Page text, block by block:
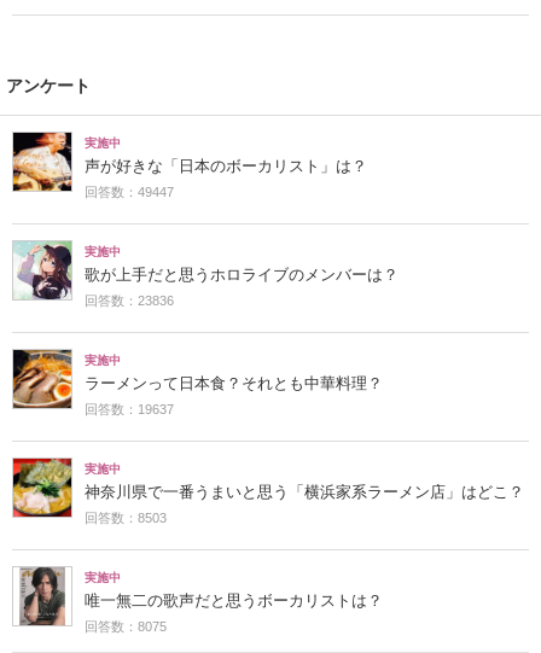
アンケート
実施中
声が好きな「日本のボーカリスト」は？
回答数：49447
実施中
歌が上手だと思うホロライブのメンバーは？
回答数：23836
実施中
ラーメンって日本食？それとも中華料理？
回答数：19637
実施中
神奈川県で一番うまいと思う「横浜家系ラーメン店」はどこ？
回答数：8503
実施中
唯一無二の歌声だと思うボーカリストは？
回答数：8075